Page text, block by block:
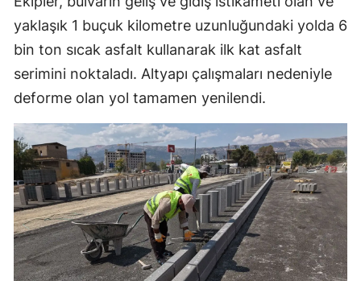
yaklaşık 1 buçuk kilometre uzunluğundaki yolda 6
bin ton sıcak asfalt kullanarak ilk kat asfalt
serimini noktaladı. Altyapı çalışmaları nedeniyle
deforme olan yol tamamen yenilendi.